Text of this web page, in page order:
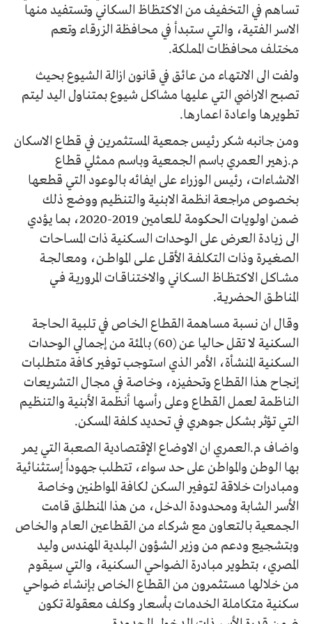
تساهم في التخفيف من الاكتظاظ السكاني وتستفيد منها
الاسر الفتية، والتي ستبدأ في محافظة الزرقاء وتعم
مختلف محافظات المملكة.
ولفت الى الانتهاء من عائق في قانون ازالة الشيوع بحيث
تصبح الاراضي التي عليها مشاكل شيوع بمتناول اليد ليتم
تطويرها واعادة اعمارها.
ومن جانبه شكر رئيس جمعية المستثمرين في قطاع الاسكان
م.زهير العمري باسم الجمعية وباسم ممثلي قطاع
الانشاءات، رئيس الوزراء على ايفائه بالوعود التي قطعها
بخصوص مراجعة انظمة الابنية والتنظيم ووضع ذلك
ضمن اولويات الحكومة للعامين 2019-2020، بما يؤدي
الى زيادة العرض على الوحدات الســكنية ذات المســاحات
الصغيــرة وذات التكلفــة الأقــل علــى المواطــن، ومعالجــة
مشــاكل الاكتظــاظ الســكاني والاختناقــات المروريــة فــي
المناطــق الحضريــة.
وقال ان نسبة مساهمة القطاع الخاص في تلبية الحاجة
السكنية لا تقل حاليا عن (60) بالمئة من إجمالي الوحدات
السكنية المنشأة، الأمر الذي استوجب توفير كافة متطلبات
إنجاح هذا القطاع وتحفيزه، وخاصة في مجال التشريعات
الناظمة لعمل القطاع وعلى رأسها أنظمة الأبنية والتنظيم
التي تؤثر بشكل جوهري في تحديد كلفة المسكن.
واضاف م.العمري ان الاوضاع الإقتصادية الصعبة التي يمر
بها الوطن والمواطن على حد سواء، تتطلب جهوداً إستثنائية
ومبادرات خلاقة لتوفير السكن لكافة المواطنين وخاصة
الأسر الشابة ومحدودة الدخل، من هذا المنطلق قامت
الجمعية بالتعاون مع شركاء من القطاعين العام والخاص
وبتشجيع ودعم من وزير الشؤون البلدية المهندس وليد
المصري، بتطوير مبادرة الضواحي السكنية، والتي سيقوم
من خلالها مستثمرون من القطاع الخاص بإنشاء ضواحي
سكنية متكاملة الخدمات بأسعار وكلف معقولة تكون